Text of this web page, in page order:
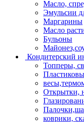
Масло,
Эмульсии
Маргарины
Масло
Бульоны
Кондитерский
Топперы,
Открытки,
коврики,